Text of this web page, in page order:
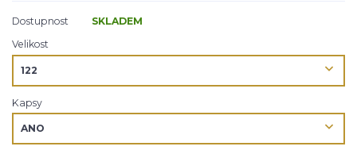
Dostupnost
SKLADEM
Velikost
Kapsy